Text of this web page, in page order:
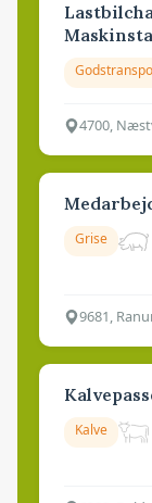
4700,
Grise
9681,
Kalve